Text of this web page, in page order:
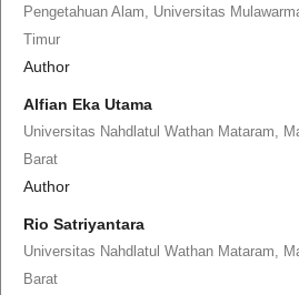
Pengetahuan Alam, Universitas
Timur
Author
Alfian Eka Utama
Universitas Nahdlatul Wathan Mataram,
Barat
Author
Rio Satriyantara
Universitas Nahdlatul Wathan Mataram,
Barat